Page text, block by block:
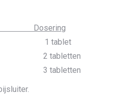
Dosering
1 tablet
2 tabletten
3 tabletten